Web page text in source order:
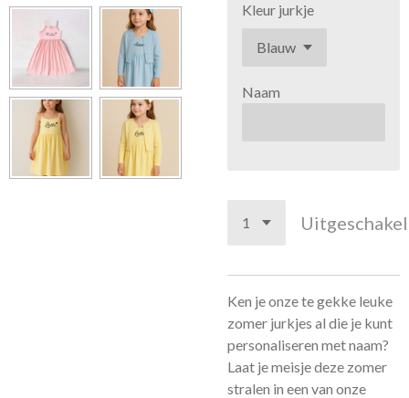
Kleur jurkje
Naam
Ken je onze te gekke leuke
zomer jurkjes al die je kunt
personaliseren met naam?
Laat je meisje deze zomer
stralen in een van onze